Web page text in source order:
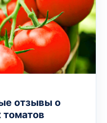
отзывы о
томатов